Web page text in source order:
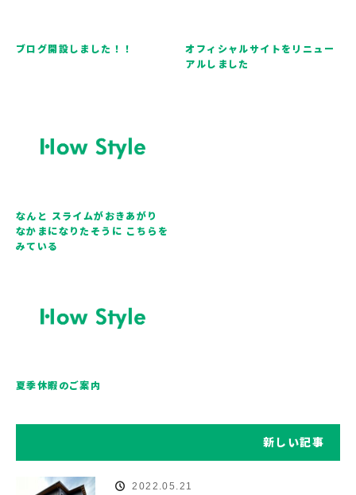
ブログ開設しました！！
オフィシャルサイトをリニュー
アルしました
なんと スライムがおきあがり
なかまになりたそうに こちらを
みている
夏季休暇のご案内
新しい記事
2022.05.21